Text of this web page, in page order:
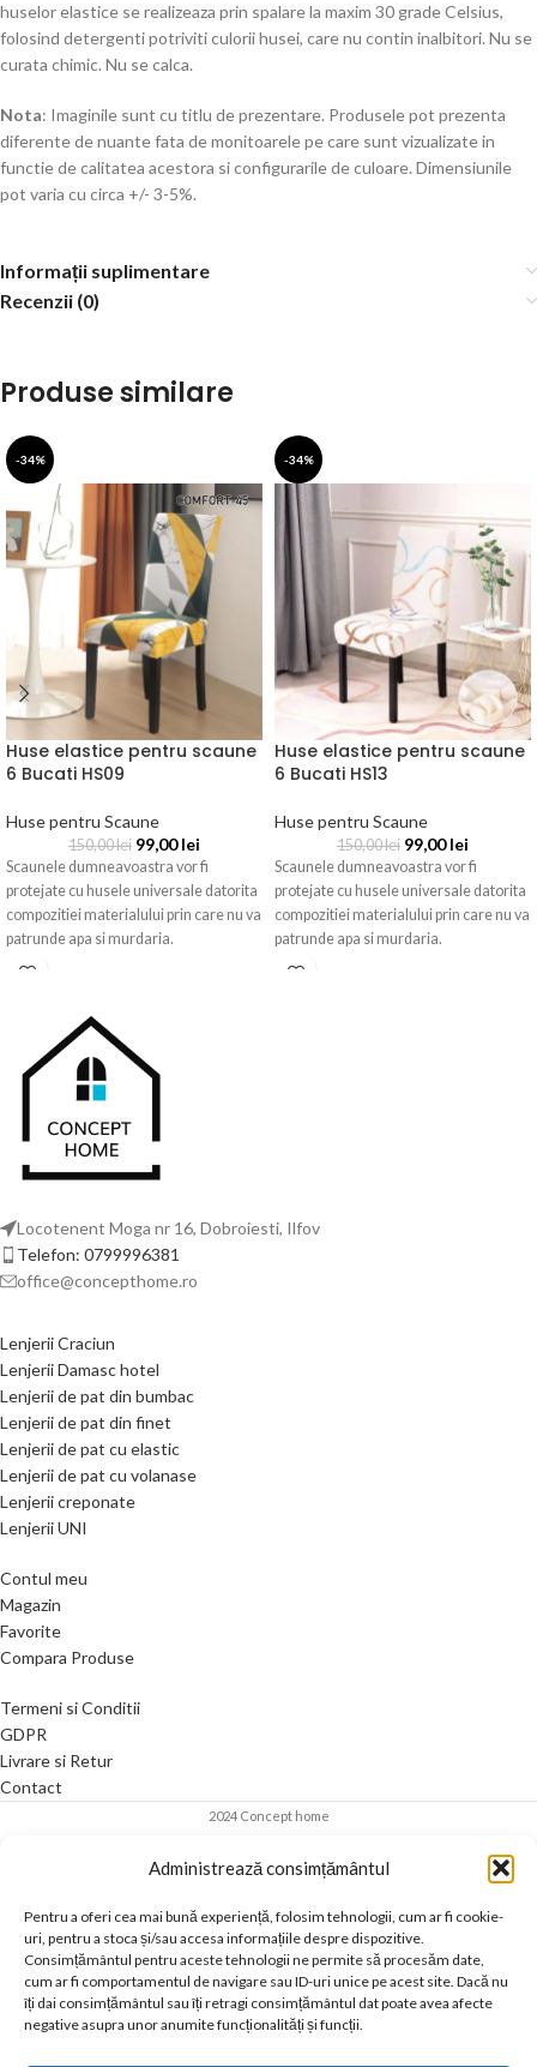
Administrează consimțământul
Pentru a oferi cea mai bună experiență, folosim tehnologii, cum ar fi cookie-
uri, pentru a stoca și/sau accesa informațiile despre dispozitive.
Consimțământul pentru aceste tehnologii ne permite să procesăm date,
cum ar fi comportamentul de navigare sau ID-uri unice pe acest site. Dacă nu
îți dai consimțământul sau îți retragi consimțământul dat poate avea afecte
negative asupra unor anumite funcționalități și funcții.
huselor elastice se realizeaza prin spalare la maxim 30 grade Celsius,
folosind detergenti potriviti culorii husei, care nu contin inalbitori. Nu se
curata chimic. Nu se calca.
Nota: Imaginile sunt cu titlu de prezentare. Produsele pot prezenta
diferente de nuante fata de monitoarele pe care sunt vizualizate in
functie de calitatea acestora si configurarile de culoare. Dimensiunile
pot varia cu circa +/- 3-5%.
Informații suplimentare
Recenzii (0)
Produse similare
-34%
Huse elastice pentru scaune
6 Bucati HS09
Huse pentru Scaune
150,00lei 99,00lei
Scaunele dumneavoastra vor fi
protejate cu husele universale datorita
compozitiei materialului prin care nu va
patrunde apa si murdaria.
-34%
Huse elastice pentru scaune
6 Bucati HS13
Huse pentru Scaune
150,00lei 99,00lei
Scaunele dumneavoastra vor fi
protejate cu husele universale datorita
compozitiei materialului prin care nu va
patrunde apa si murdaria.
Locotenent Moga nr 16, Dobroiesti, Ilfov
Telefon: 0799996381
office@concepthome.ro
Lenjerii Craciun
Lenjerii Damasc hotel
Lenjerii de pat din bumbac
Lenjerii de pat din finet
Lenjerii de pat cu elastic
Lenjerii de pat cu volanase
Lenjerii creponate
Lenjerii UNI
Contul meu
Magazin
Favorite
Compara Produse
Termeni si Conditii
GDPR
Livrare si Retur
Contact
2024 Concept home